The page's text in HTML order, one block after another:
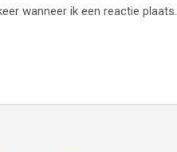
wanneer ik een reactie plaats.